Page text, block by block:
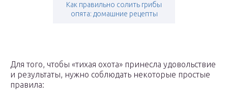
Как правильно солить грибы
опята: домашние рецепты
Для того, чтобы «тихая охота» принесла удовольствие
и результаты, нужно соблюдать некоторые простые
правила: